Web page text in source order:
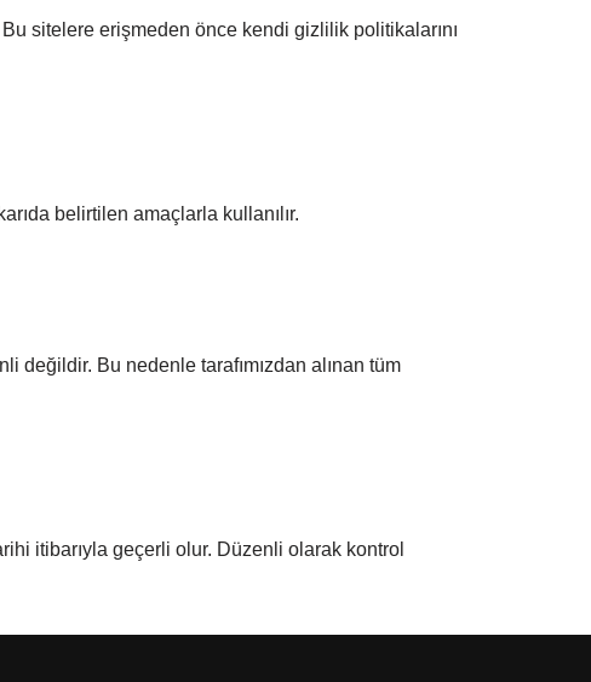
sitelere erişmeden önce kendi gizlilik politikalarını
belirtilen amaçlarla kullanılır.
değildir. Bu nedenle tarafımızdan alınan tüm
itibarıyla geçerli olur. Düzenli olarak kontrol